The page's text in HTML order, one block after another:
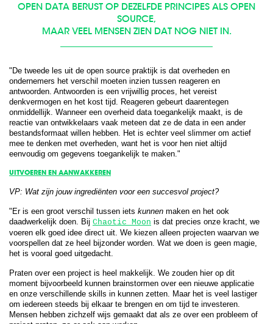
OPEN DATA BERUST OP DEZELFDE PRINCIPES ALS OPEN
SOURCE,
MAAR VEEL MENSEN ZIEN DAT NOG NIET IN.
"De tweede les uit de open source praktijk is dat overheden en
ondernemers het verschil moeten inzien tussen reageren en
antwoorden. Antwoorden is een vrijwillig proces, het vereist
denkvermogen en het kost tijd. Reageren gebeurt daarentegen
onmiddellijk. Wanneer een overheid data toegankelijk maakt, is de
reactie van ontwikkelaars vaak meteen dat ze de data in een ander
bestandsformaat willen hebben. Het is echter veel slimmer om actief
mee te denken met overheden, want het is voor hen niet altijd
eenvoudig om gegevens toegankelijk te maken."
UITVOEREN EN AANWAKKEREN
VP: Wat zijn jouw ingrediënten voor een succesvol project?
"Er is een groot verschil tussen iets kunnen maken en het ook
daadwerkelijk doen. Bij Chaotic Moon is dat precies onze kracht, we
voeren elk goed idee direct uit. We kiezen alleen projecten waarvan we
voorspellen dat ze heel bijzonder worden. Wat we doen is geen magie,
het is vooral goed uitgedacht.
Praten over een project is heel makkelijk. We zouden hier op dit
moment bijvoorbeeld kunnen brainstormen over een nieuwe applicatie
en onze verschillende skills in kunnen zetten. Maar het is veel lastiger
om iedereen steeds bij elkaar te brengen en om tijd te investeren.
Mensen hebben zichzelf wijs gemaakt dat als ze over een probleem of